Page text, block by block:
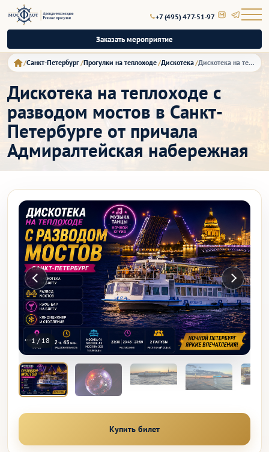
+7 (495) 477-51-97
Заказать мероприятие
Санкт-Петербург Прогулки на теплоходе Дискотека Дискотека на теплоходе с разводом мостов в Санкт-Петербурге от причала Адмиралтейская набережная
Дискотека на теплоходе с
разводом мостов в Санкт-
Петербурге от причала
Адмиралтейская набережная
1 / 18
Купить билет